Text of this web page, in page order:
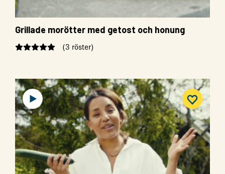
Grillade morötter med getost och honung
(3 röster)